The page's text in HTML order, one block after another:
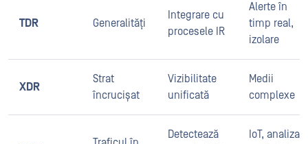
TDR Generalități
Integrare cu
procesele IR
Alerte în
timp real,
izolare
XDR
Strat
încrucișat
Vizibilitate
unificată
Medii
complexe
Detectează
IoT, analiza